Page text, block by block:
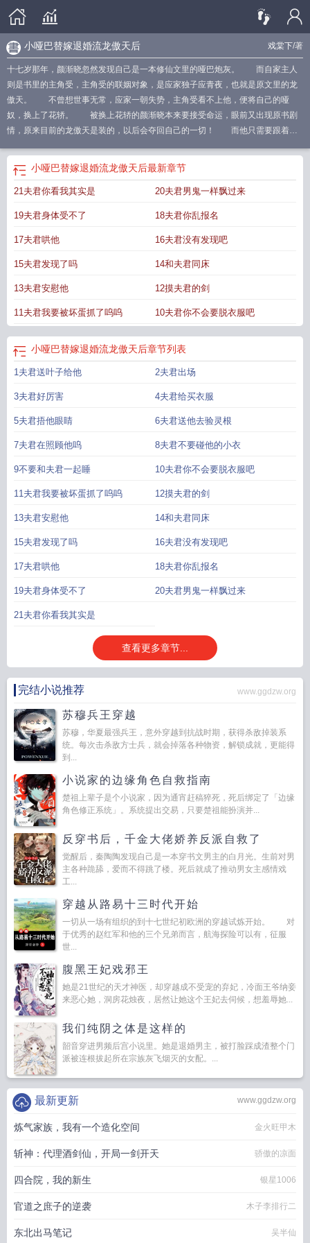
戏棠下/著
小哑巴替嫁退婚流龙傲天后
十七岁那年，颜渐晓忽然发现自己是一本修仙文里的哑巴炮灰。 而自家主人
则是书里的主角受，主角受的联姻对象，是应家独子应青夜，也就是原文里的龙
傲天。 不曾想世事无常，应家一朝失势，主角受看不上他，便将自己的哑
奴，换上了花轿。 被换上花轿的颜渐晓本来要接受命运，眼前又出现原书剧
情，原来目前的龙傲天是装的，以后会夺回自己的一切！ 而他只需要跟着龙
抱大腿了！ * 应青夜一朝猝死，胎穿成了书里的退婚流龙傲天，规规矩矩
长到十八岁后，他等着未来的妻子答应退婚，说出那几句嘲讽名言。 那样的
话，他的“退婚流龙傲天”身份便可激活，从此脚踢炮灰，走上巅峰。 结果，大
夜：“……” 小哑巴漂亮可爱，怎么看也不像是能嘲讽他的样子。 应青夜希
望落空，只好重新奋斗，但没关系！爱老婆就会重回巅峰！ 于是他一顿操作
他还不能接受，但过了段时间，他忽然发现男老婆也别有趣味。 夜里，应青
夜哄着刚学会说话的颜渐晓，在他耳畔轻喃，“宝宝，叫老公好不好？再让老公亲
怎么还要亲？——文案备份2025.12.25—1.????上很流氓的忠犬龙傲天攻x????
上很乖的哑巴美人炮灰受，双洁，受是龙傲天团的团宠。2.少年夫夫，攻受各有
事业线，受炮灰逆袭，攻龙傲天升级。感情六分剧情四分。3.【排雷：妹系受x小
狗攻，均指性格，非性别。前期女装没掉马，很多角色会叫受妹妹，受会女装一
段时间，但掉马以后就不会了。我文案已进行排雷，无法接受这类的请不要点进
去——留于2026.5.29】4.封面是美工模板，可能会和别人撞。我只是挑了个气质
成卷王真少爷的罪妻》，感兴趣的可以去收藏一下??—— 晏晚朝穿成了一本
母、也为了恶心假少爷。 真少爷把那擅自调换身份的假少爷，纳成了这时代
最被人诟病的男妻。 而假少爷被迎娶入府后，再也没出过门，人人都以为假
来的大奸臣晏允，做成了人彘。 而晏晚朝正好穿到了假少爷被抬成男妻的这
一天。 晏晚朝低头看着自己身上的大红喜服，两眼一黑，想撞死在轿子
晏允…… 只愿晏允能留他一条命。 晏晚朝将一切都想好了，决定在见到
看到晏允的那一刻，晏晚朝大脑突然宕机了：“……！” 基建是什么来着？屯粮
是为什么？ 晏晚朝：“qaq” 呜呜呜呜他是穿越者，没见过，讲不清楚
假，被贬边疆。 如果没有晏晚朝，这一切都不会发生。 从那一天开始，
晏允就恨不得剥晏晚朝的皮、剜其骨，连被贬去边疆，也要把晏允这个男妻带
上。 边疆破败苦寒，晏允在脑子里想好了晏晚朝的一百种死法，可是，到了
夜里，那道小小身形却爬上了他的床，露出一双漂亮眼睛，“哥哥……我、我来履
行男妻的义务……” 晏允：“……” 后来，天下大乱，晏允在乱世杀出重
围，在京中众人震惊的目光下坐上皇位—— 就在所有人都以为晏晚朝死了的
时候，一道圣旨昭告天下。 晏允抬了自己曾经的男妻为皇后。 而得到这
消息的小皇后还坐在晏允怀里啪嗒啪嗒的掉眼泪，“抬皇后可以，不、不翻牌子行
吗？” 他的屁股好痛呜呜呜。 晏允唇角微勾，目光宠溺，“不可以。”
小皇后智商不够，只能身体来凑了。
读替嫁哑女 替嫁小哑妻小哑巴替嫁退婚流龙傲天后by戏
龙傲天小哑巴替身替嫁小哑巴被残疾大佬教养了小哑巴替嫁港圈太子免费阅
读替嫁哑妻 哑巴替嫁豪门全集 小哑巴替嫁退婚流龙傲天后by 小哑巴替嫁退婚
流龙傲天后 戏棠下小哑巴替嫁退婚流龙傲天后TXT 小哑巴新娘全文免费阅读
嫁哑巴妻小哑巴有点甜免费阅读
部小哑巴替嫁退婚流龙傲天后完整版txt
小哑巴替嫁退婚流龙傲天后最新章节
21夫君你看我其实是 20夫君男鬼一样飘过来
19夫君身体受不了 18夫君你乱报名
17夫君哄他 16夫君没有发现吧
15夫君发现了吗 14和夫君同床
13夫君安慰他 12摸夫君的剑
11夫君我要被坏蛋抓了呜呜 10夫君你不会要脱衣服吧
小哑巴替嫁退婚流龙傲天后章节列表
1夫君送叶子给他 2夫君出场
3夫君好厉害 4夫君给买衣服
5夫君捂他眼睛 6夫君送他去验灵根
7夫君在照顾他呜 8夫君不要碰他的小衣
9不要和夫君一起睡 10夫君你不会要脱衣服吧
11夫君我要被坏蛋抓了呜呜 12摸夫君的剑
13夫君安慰他 14和夫君同床
15夫君发现了吗 16夫君没有发现吧
17夫君哄他 18夫君你乱报名
19夫君身体受不了 20夫君男鬼一样飘过来
21夫君你看我其实是
查看更多章节...
完结小说推荐 www.ggdzw.org
苏穆兵王穿越
苏穆，华夏最强兵王，意外穿越到抗战时期，获得杀敌掉装系
统。每次击杀敌方士兵，就会掉落各种物资，解锁成就，更能得
到...
小说家的边缘角色自救指南
楚祖上辈子是个小说家，因为通宵赶稿猝死，死后绑定了「边缘
角色修正系统」。系统提出交易，只要楚祖能扮演并...
反穿书后，千金大佬娇养反派自救了
觉醒后，秦陶陶发现自己是一本穿书文男主的白月光。生前对男
主各种跪舔，爱而不得跳了楼。死后就成了推动男女主感情戏
工...
穿越从路易十三时代开始
一切从一场有组织的到十七世纪初欧洲的穿越试炼开始。 对
于优秀的赵红军和他的三个兄弟而言，航海探险可以有，征服
世...
腹黑王妃戏邪王
她是21世纪的天才神医，却穿越成不受宠的弃妃，冷面王爷纳妾
来恶心她，洞房花烛夜，居然让她这个王妃去伺候，想羞辱她...
我们纯阴之体是这样的
韶音穿进男频后宫小说里。她是退婚男主，被打脸踩成渣整个门
派被连根拔起所在宗族灰飞烟灭的女配。...
www.ggdzw.org
最新更新
炼气家族，我有一个造化空间 金火旺甲木
斩神：代理酒剑仙，开局一剑开天 骄傲的凉面
四合院，我的新生 银星1006
官道之庶子的逆袭 木子李排行二
东北出马笔记 吴半仙